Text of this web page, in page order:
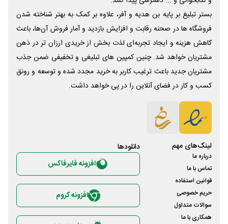
بستر تبلیغ بر پایه بن هدیه و آفر، علاوه بر کمک به بهتر شناخته شدن
فروشگاه ها در صحنه رقابت و افزایش بازدید و آمار فروش آن‌ها، باعث
کاهش هزینه و ایجاد تجربه‌ای لذت بخش از خریدی ارزان تر در ذهن
مشتریان خواهد شد. چنین کمپین های تبلیغی و تخفیفی ضمن جذب
مشتریان جدید باعث ترغیب کاربر به خرید مجدد شده و توسعه و رونق
کسب و کار در فضای آنلاین را در پی خواهد داشت.
لینک‌های مهم
درباره ما
تماس با ما
قوانین استفاده
حریم خصوصی
سوالات متداول
همکاری با ما
دانلود‌ها
افزونه فایرفاکس
افزونه کروم